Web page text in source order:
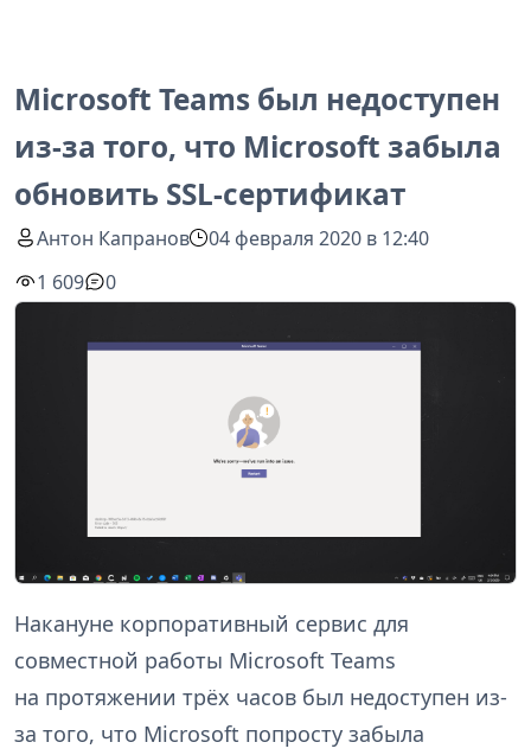
Microsoft Teams был недоступен
из-за того, что Microsoft забыла
обновить SSL-сертификат
Антон Капранов
04 февраля 2020 в 12:40
1 609
0
Накануне корпоративный сервис для
совместной работы Microsoft Teams
на протяжении трёх часов был недоступен из-
за того, что Microsoft попросту забыла